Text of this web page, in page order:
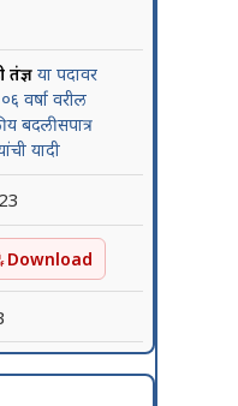
या पदावर
वर्षा वरील
बदलीसपात्र
यादी
रक्तपेढी तंत्रज्ञ या पदावर
Download